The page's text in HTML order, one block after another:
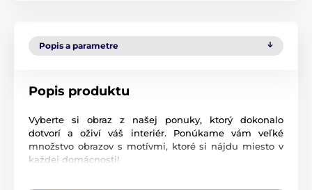
Popis a parametre
Popis produktu
Vyberte si obraz z našej ponuky, ktorý dokonalo
dotvorí a oživí váš interiér. Ponúkame vám veľké
množstvo obrazov s motívmi, ktoré si nájdu miesto v
každej domácnosti!